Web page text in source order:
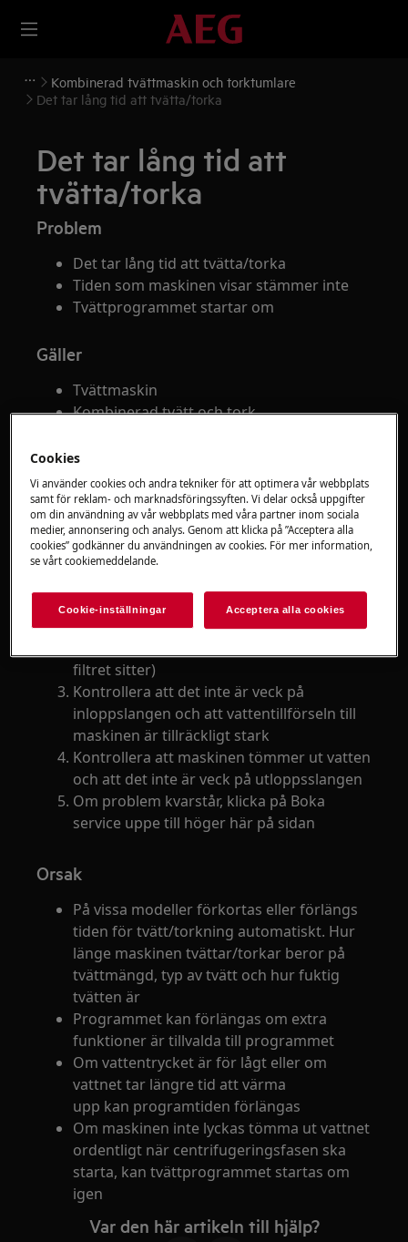
Kombinerad tvättmaskin och torktumlare
Det tar lång tid att tvätta/torka
Det tar lång tid att
tvätta/torka
Problem
Det tar lång tid att tvätta/torka
Tiden som maskinen visar stämmer inte
Tvättprogrammet startar om
Gäller
Tvättmaskin
Kombinerad tvätt och tork
Lösning
Om sköljstopp, extra sköljning eller
fördröjd start har valts, testa att avaktivera
funktionerna. I din manual finns
instruktion om hur du ska göra, har du
Gör rent nålfiltret och kontrollera så att
det inte är igentäppt med smuts (det är
filtret sitter)
Kontrollera att det inte är veck på
inloppslangen och att vattentillförseln till
maskinen är tillräckligt stark
Kontrollera att maskinen tömmer ut vatten
och att det inte är veck på utloppsslangen
Om problem kvarstår, klicka på Boka
service uppe till höger här på sidan
Orsak
På vissa modeller förkortas eller förlängs
tiden för tvätt/torkning automatiskt. Hur
länge maskinen tvättar/torkar beror på
tvättmängd, typ av tvätt och hur fuktig
tvätten är
Programmet kan förlängas om extra
funktioner är tillvalda till programmet
Om vattentrycket är för lågt eller om
vattnet tar längre tid att värma
upp kan programtiden förlängas
Om maskinen inte lyckas tömma ut vattnet
ordentligt när centrifugeringsfasen ska
starta, kan tvättprogrammet startas om
igen
Var den här artikeln till hjälp?
Cookies
Vi använder cookies och andra tekniker för att optimera vår webbplats
samt för reklam- och marknadsföringssyften. Vi delar också uppgifter
om din användning av vår webbplats med våra partner inom sociala
medier, annonsering och analys. Genom att klicka på ”Acceptera alla
cookies” godkänner du användningen av cookies. För mer information,
se vårt cookiemeddelande.
Cookie-inställningar Acceptera alla cookies